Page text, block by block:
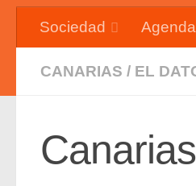
Sociedad Agenda
CANARIAS / EL